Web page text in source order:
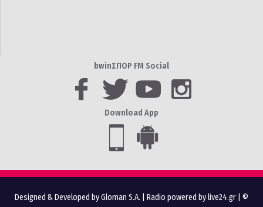
bwinΣΠΟΡ FM Social
Download App
Designed & Developed by Gloman S.A. Radio powered by live24.gr | ©